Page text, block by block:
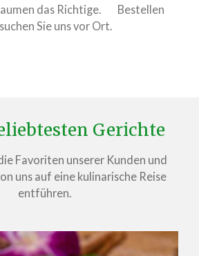
das Richtige. Bestellen
Sie uns vor Ort.
Gerichte
Favoriten unserer Kunden und
uns auf eine kulinarische Reise
entführen.